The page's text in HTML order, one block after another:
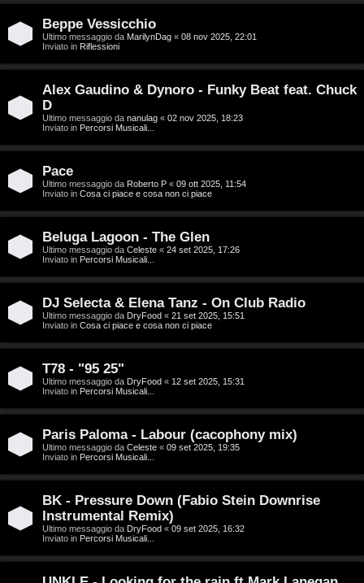
r
p
o
s
t
a
A
r
g
o
m
e
n
t
i
a
t
Beppe Vessicchio
Ultimo messaggio da MarilynDag « 08 nov 2025, 22:01
Inviato in Riflessioni
Alex Gaudino & Dynoro - Funky Beat feat. Chuck
D
Ultimo messaggio da nanulag « 02 nov 2025, 18:23
Inviato in Percorsi Musicali...
Pace
Ultimo messaggio da Roberto P « 09 ott 2025, 11:54
Inviato in Cosa ci piace e cosa non ci piace
Beluga Lagoon - The Glen
Ultimo messaggio da Celeste « 24 set 2025, 17:26
Inviato in Percorsi Musicali...
DJ Selecta & Elena Tanz - On Club Radio
Ultimo messaggio da DryFood « 21 set 2025, 15:51
Inviato in Cosa ci piace e cosa non ci piace
T78 - "95 25"
Ultimo messaggio da DryFood « 12 set 2025, 15:31
Inviato in Percorsi Musicali...
Paris Paloma - Labour (cacophony mix)
Ultimo messaggio da Celeste « 09 set 2025, 19:35
Inviato in Percorsi Musicali...
BK - Pressure Down (Fabio Stein Downrise
Instrumental Remix)
Ultimo messaggio da DryFood « 09 set 2025, 16:32
Inviato in Percorsi Musicali...
D
'
A
g
o
s
t
i
n
o
i
n
T
o
u
r
u
s